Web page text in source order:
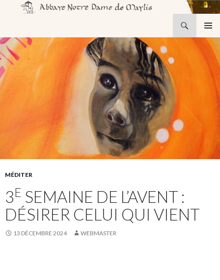
MENU
AU
CONTENU
MÉDITER
3E SEMAINE DE L’AVENT :
DÉSIRER CELUI QUI VIENT
13 DÉCEMBRE 2024 WEBMASTER